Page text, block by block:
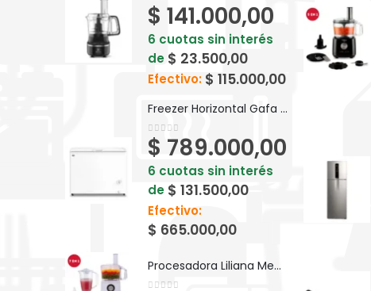
0out of 5
$ 141.000,00
6 cuotas sin interés
de $ 23.500,00
Efectivo: $ 115.000,00
Freezer Horizontal Gafa Blanco Inverter 280lts FGHI300B-L
0out of 5
$ 789.000,00
6 cuotas sin interés
de $ 131.500,00
Efectivo:
$ 665.000,00
Procesadora Liliana Megapros AM740